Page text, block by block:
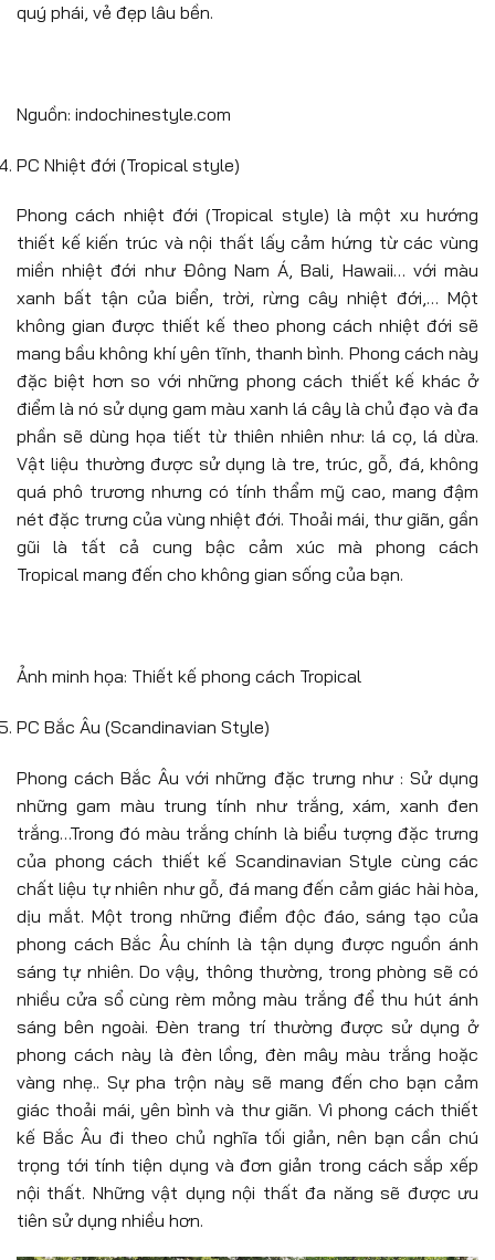
quý phái, vẻ đẹp lâu bền.
Nguồn: indochinestyle.com
PC Nhiệt đới (Tropical style)
Phong cách nhiệt đới (Tropical style) là một xu hướng
thiết kế kiến trúc và nội thất lấy cảm hứng từ các vùng
miền nhiệt đới như Đông Nam Á, Bali, Hawaii… với màu
xanh bất tận của biển, trời, rừng cây nhiệt đới,… Một
không gian được thiết kế theo phong cách nhiệt đới sẽ
mang bầu không khí yên tĩnh, thanh bình. Phong cách này
đặc biệt hơn so với những phong cách thiết kế khác ở
điểm là nó sử dụng gam màu xanh lá cây là chủ đạo và đa
phần sẽ dùng họa tiết từ thiên nhiên như: lá cọ, lá dừa.
Vật liệu thường được sử dụng là tre, trúc, gỗ, đá, không
quá phô trương nhưng có tính thẩm mỹ cao, mang đậm
nét đặc trưng của vùng nhiệt đới. Thoải mái, thư giãn, gần
gũi là tất cả cung bậc cảm xúc mà phong cách
Tropical mang đến cho không gian sống của bạn.
Ảnh minh họa: Thiết kế phong cách Tropical
PC Bắc Âu (Scandinavian Style)
Phong cách Bắc Âu với những đặc trưng như : Sử dụng
những gam màu trung tính như trắng, xám, xanh đen
trắng…Trong đó màu trắng chính là biểu tượng đặc trưng
của phong cách thiết kế Scandinavian Style cùng các
chất liệu tự nhiên như gỗ, đá mang đến cảm giác hài hòa,
dịu mắt. Một trong những điểm độc đáo, sáng tạo của
phong cách Bắc Âu chính là tận dụng được nguồn ánh
sáng tự nhiên. Do vậy, thông thường, trong phòng sẽ có
nhiều cửa sổ cùng rèm mỏng màu trắng để thu hút ánh
sáng bên ngoài. Đèn trang trí thường được sử dụng ở
phong cách này là đèn lồng, đèn mây màu trắng hoặc
vàng nhẹ.. Sự pha trộn này sẽ mang đến cho bạn cảm
giác thoải mái, yên bình và thư giãn. Vì phong cách thiết
kế Bắc Âu đi theo chủ nghĩa tối giản, nên bạn cần chú
trọng tới tính tiện dụng và đơn giản trong cách sắp xếp
nội thất. Những vật dụng nội thất đa năng sẽ được ưu
tiên sử dụng nhiều hơn.